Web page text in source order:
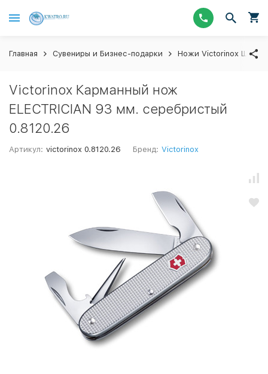
Главная Сувениры и Бизнес-подарки Ножи Victorinox
Victorinox Карманный нож
ELECTRICIAN 93 мм. серебристый
0.8120.26
Артикул: victorinox 0.8120.26 Бренд: Victorinox